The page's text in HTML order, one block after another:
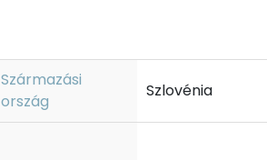
Származási
ország
Szlovénia